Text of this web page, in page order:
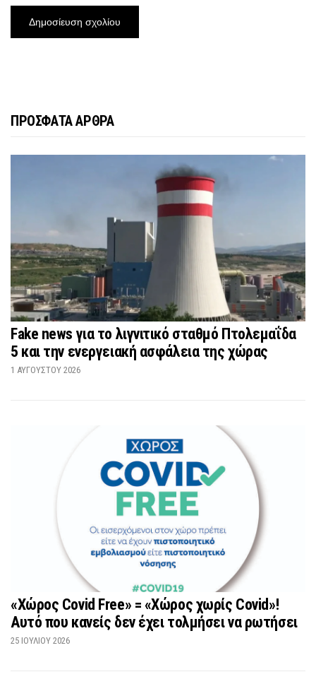
ΠΡΟΣΦΑΤΑ ΑΡΘΡΑ
Fake news για το λιγνιτικό σταθμό Πτολεμαΐδα
5 και την ενεργειακή ασφάλεια της χώρας
1 ΑΥΓΟΎΣΤΟΥ 2026
«Χώρος Covid Free» = «Χώρος χωρίς Covid»!
Αυτό που κανείς δεν έχει τολμήσει να ρωτήσει
25 ΙΟΥΛΊΟΥ 2026